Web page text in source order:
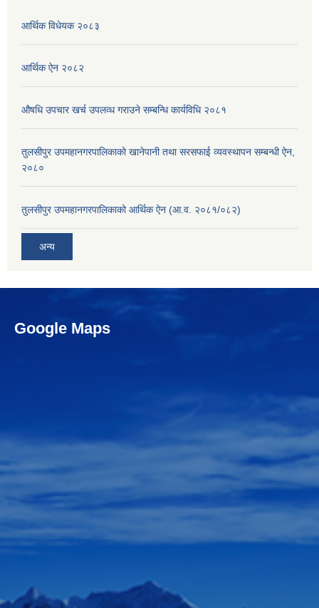
आर्थिक विधेयक २०८३
आर्थिक ऐन २०८२
औषधि उपचार खर्च उपलव्ध गराउने सम्बन्धि कार्यविधि २०८१
तुलसीपुर उपमहानगरपालिकाको खानेपानी तथा सरसफाई व्यवस्थापन सम्बन्धी ऐन,
२०८०
तुलसीपुर उपमहानगरपालिकाको आर्थिक ऐन (आ.व. २०८१/०८२)
अन्य
Google Maps